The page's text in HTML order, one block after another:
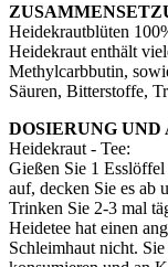
Heidekrautblüten
Heidekraut enthält
Methylcarbbutin,
Säuren, Bitterstoffe,
DOSIERUNG UND
Heidekraut - Tee:
Gießen Sie 1
auf, decken Sie es ab
Trinken Sie 2-3 mal
Heidetee hat einen
Schleimhaut nicht.